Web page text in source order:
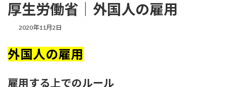
厚生労働省｜外国人の雇用
2020年11月2日
更
新
日
:
外国人の雇用
雇用する上でのルール